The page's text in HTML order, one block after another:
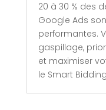
20 à 30 % des
Google Ads
performantes.
gaspillage,
et maximiser
le Smart